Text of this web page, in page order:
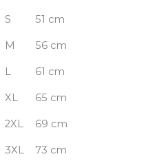
S 51 cm
M 56 cm
L 61 cm
XL 65 cm
2XL 69 cm
3XL 73 cm